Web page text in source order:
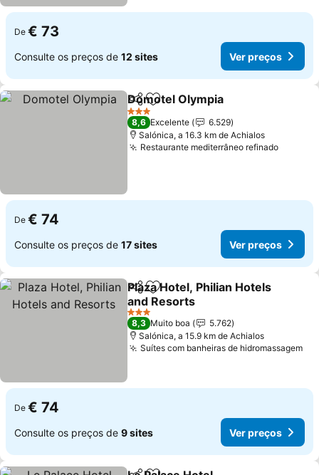
De € 73
Consulte os preços de 12 sites Ver preços
PartilharAdicionar aos favoritos
Domotel Olympia
3 Estrelas
8,6 Excelente
6.529
Salónica, a 16.3 km de Achialos
Restaurante mediterrâneo refinado
De € 74
Consulte os preços de 17 sites Ver preços
PartilharAdicionar aos favoritos
Plaza Hotel, Philian Hotels
and Resorts
3 Estrelas
8,3 Muito boa
5.762
Salónica, a 15.9 km de Achialos
Suítes com banheiras de hidromassagem
De € 74
Consulte os preços de 9 sites Ver preços